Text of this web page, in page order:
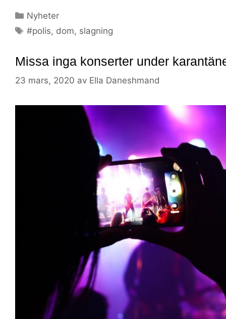
Nyheter
#polis, dom, slagning
Missa inga konserter under
23 mars, 2020 av Ella Daneshmand